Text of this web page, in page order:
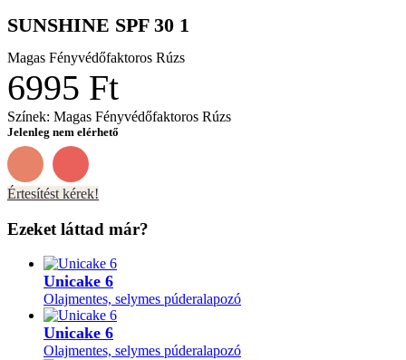
SUNSHINE SPF 30 1
Magas Fényvédőfaktoros Rúzs
6995 Ft
Színek: Magas Fényvédőfaktoros Rúzs
Jelenleg nem elérhető
4
Értesítést kérek!
Ezeket láttad már?
Unicake 6
Olajmentes, selymes púderalapozó
Unicake 6
Olajmentes, selymes púderalapozó